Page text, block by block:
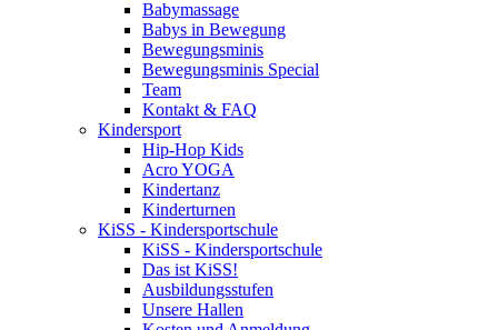
Babymassage
Babys in Bewegung
Bewegungsminis
Bewegungsminis Special
Team
Kontakt & FAQ
Kindersport
Hip-Hop Kids
Acro YOGA
Kindertanz
Kinderturnen
KiSS - Kindersportschule
KiSS - Kindersportschule
Das ist KiSS!
Ausbildungsstufen
Unsere Hallen